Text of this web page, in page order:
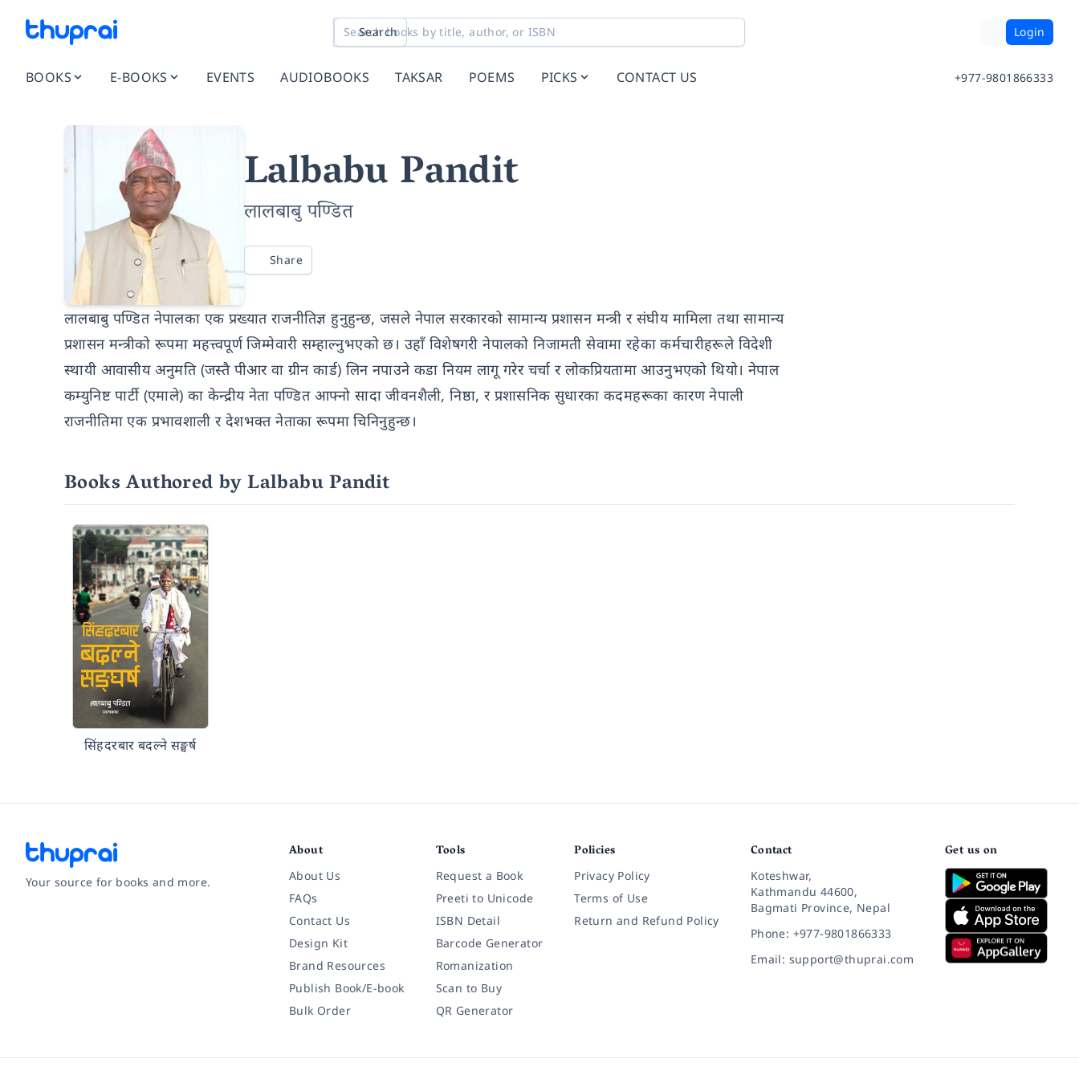
Search Login
BOOKS E-BOOKS EVENTS AUDIOBOOKS TAKSAR POEMS PICKS CONTACT US +977-9801866333
Lalbabu Pandit
लालबाबु पण्डित
Share
लालबाबु पण्डित नेपालका एक प्रख्यात राजनीतिज्ञ हुनुहुन्छ, जसले नेपाल सरकारको सामान्य प्रशासन मन्त्री र संघीय मामिला तथा सामान्य
प्रशासन मन्त्रीको रूपमा महत्त्वपूर्ण जिम्मेवारी सम्हाल्नुभएको छ। उहाँ विशेषगरी नेपालको निजामती सेवामा रहेका कर्मचारीहरूले विदेशी
स्थायी आवासीय अनुमति (जस्तै पीआर वा ग्रीन कार्ड) लिन नपाउने कडा नियम लागू गरेर चर्चा र लोकप्रियतामा आउनुभएको थियो। नेपाल
कम्युनिष्ट पार्टी (एमाले) का केन्द्रीय नेता पण्डित आफ्नो सादा जीवनशैली, निष्ठा, र प्रशासनिक सुधारका कदमहरूका कारण नेपाली
राजनीतिमा एक प्रभावशाली र देशभक्त नेताका रूपमा चिनिनुहुन्छ।
Books Authored by Lalbabu Pandit
सिंहदरबार बदल्ने सङ्घर्ष
Your source for books and more.
About
About Us
FAQs
Contact Us
Design Kit
Brand Resources
Publish Book/E-book
Bulk Order
Tools
Request a Book
Preeti to Unicode
ISBN Detail
Barcode Generator
Romanization
Scan to Buy
QR Generator
Policies
Privacy Policy
Terms of Use
Return and Refund Policy
Contact
Koteshwar,
Kathmandu 44600,
Bagmati Province, Nepal
Phone: +977-9801866333
Email: support@thuprai.com
Get us on